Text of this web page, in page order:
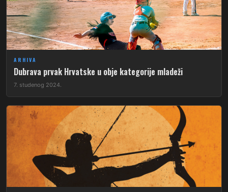
ARHIVA
Dubrava prvak Hrvatske u obje kategorije mladeži
7. studenog 2024.